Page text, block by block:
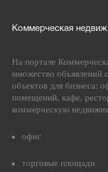
Коммерческая
На портале
множество объявлений
объектов для бизнеса:
помещений, кафе,
коммерческую
офис
торговые площади